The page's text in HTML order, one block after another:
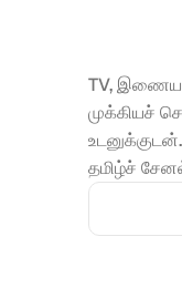
TV,
முக்கியச்
தமிழ்ச்